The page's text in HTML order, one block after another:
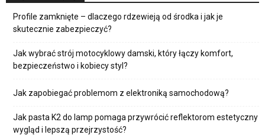
Profile zamknięte – dlaczego rdzewieją od środka i jak je
skutecznie zabezpieczyć?
Jak wybrać strój motocyklowy damski, który łączy komfort,
bezpieczeństwo i kobiecy styl?
Jak zapobiegać problemom z elektroniką samochodową?
Jak pasta K2 do lamp pomaga przywrócić reflektorom estetyczny
wygląd i lepszą przejrzystość?